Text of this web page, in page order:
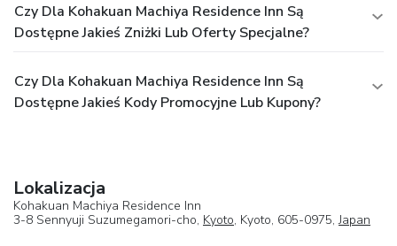
Czy Dla Kohakuan Machiya Residence Inn Są
Dostępne Jakieś Zniżki Lub Oferty Specjalne?
Czy Dla Kohakuan Machiya Residence Inn Są
Dostępne Jakieś Kody Promocyjne Lub Kupony?
Lokalizacja
Kohakuan Machiya Residence Inn
3-8 Sennyuji Suzumegamori-cho, Kyoto, Kyoto, 605-0975,Japan